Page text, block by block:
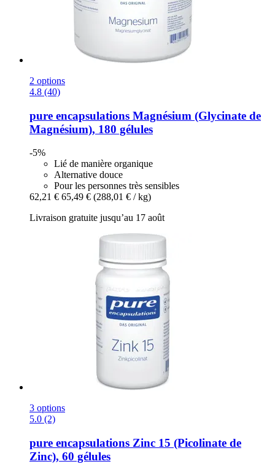
2 options
4.8 (40)
pure encapsulations Magnésium (Glycinate de
Magnésium), 180 gélules
-5%
Lié de manière organique
Alternative douce
Pour les personnes très sensibles
62,21 € 65,49 € (288,01 € / kg)
Livraison gratuite jusqu’au 17 août
3 options
5.0 (2)
pure encapsulations Zinc 15 (Picolinate de
Zinc), 60 gélules